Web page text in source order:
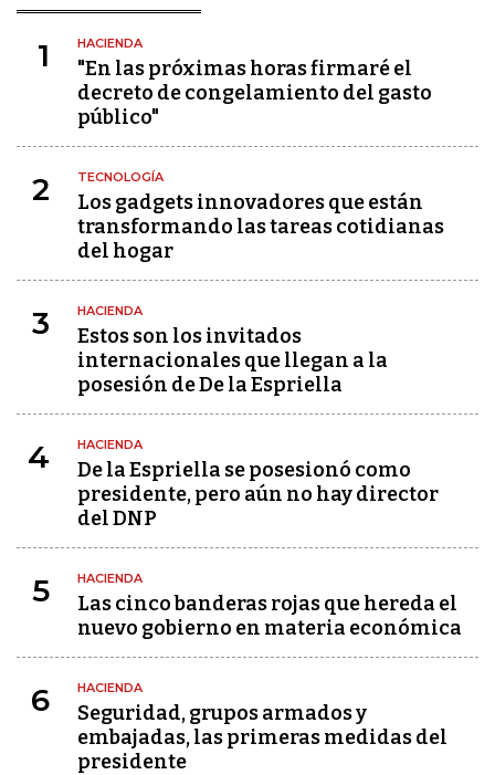
1 HACIENDA
"En las próximas horas firmaré el
decreto de congelamiento del gasto
público"
2 TECNOLOGÍA
Los gadgets innovadores que están
transformando las tareas cotidianas
del hogar
3 HACIENDA
Estos son los invitados
internacionales que llegan a la
posesión de De la Espriella
4 HACIENDA
De la Espriella se posesionó como
presidente, pero aún no hay director
del DNP
5 HACIENDA
Las cinco banderas rojas que hereda el
nuevo gobierno en materia económica
6 HACIENDA
Seguridad, grupos armados y
embajadas, las primeras medidas del
presidente